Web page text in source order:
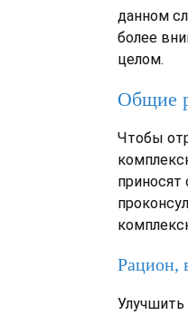
данном
более
целом.
Общие
Чтобы
Рацион,
Улучшить